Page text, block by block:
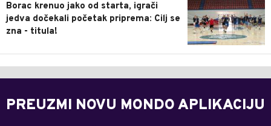
Borac krenuo jako od starta, igrači
jedva dočekali početak priprema: Cilj se
zna - titula!
PREUZMI NOVU MONDO APLIKACIJU